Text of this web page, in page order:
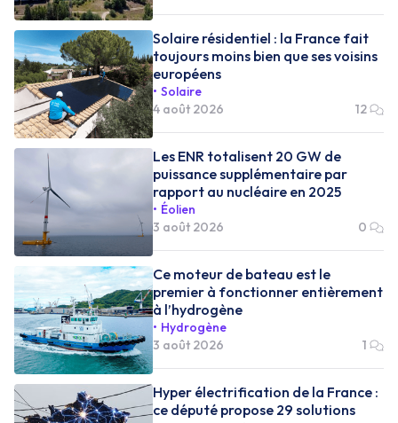
Solaire résidentiel : la France fait
toujours moins bien que ses voisins
européens
Solaire
4 août 2026
12
Les ENR totalisent 20 GW de
puissance supplémentaire par
rapport au nucléaire en 2025
Éolien
3 août 2026
0
Ce moteur de bateau est le
premier à fonctionner entièrement
à l’hydrogène
Hydrogène
3 août 2026
1
Hyper électrification de la France :
ce député propose 29 solutions